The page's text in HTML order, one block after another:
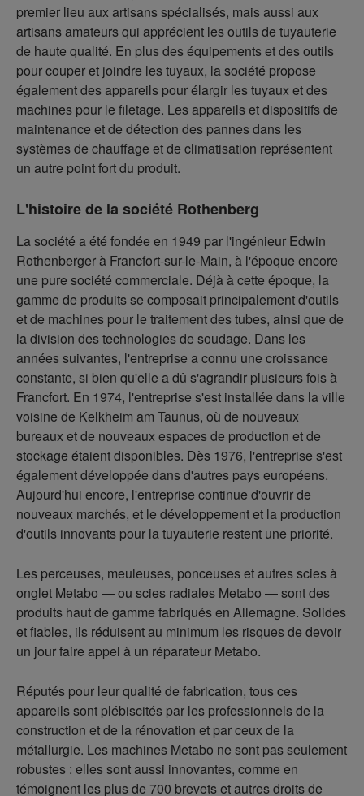
premier lieu aux artisans spécialisés, mais aussi aux
artisans amateurs qui apprécient les outils de tuyauterie
de haute qualité. En plus des équipements et des outils
pour couper et joindre les tuyaux, la société propose
également des appareils pour élargir les tuyaux et des
machines pour le filetage. Les appareils et dispositifs de
maintenance et de détection des pannes dans les
systèmes de chauffage et de climatisation représentent
un autre point fort du produit.
L'histoire de la société Rothenberg
La société a été fondée en 1949 par l'ingénieur Edwin
Rothenberger à Francfort-sur-le-Main, à l'époque encore
une pure société commerciale. Déjà à cette époque, la
gamme de produits se composait principalement d'outils
et de machines pour le traitement des tubes, ainsi que de
la division des technologies de soudage. Dans les
années suivantes, l'entreprise a connu une croissance
constante, si bien qu'elle a dû s'agrandir plusieurs fois à
Francfort. En 1974, l'entreprise s'est installée dans la ville
voisine de Kelkheim am Taunus, où de nouveaux
bureaux et de nouveaux espaces de production et de
stockage étaient disponibles. Dès 1976, l'entreprise s'est
également développée dans d'autres pays européens.
Aujourd'hui encore, l'entreprise continue d'ouvrir de
nouveaux marchés, et le développement et la production
d'outils innovants pour la tuyauterie restent une priorité.
Les perceuses, meuleuses, ponceuses et autres scies à
onglet Metabo — ou scies radiales Metabo — sont des
produits haut de gamme fabriqués en Allemagne. Solides
et fiables, ils réduisent au minimum les risques de devoir
un jour faire appel à un réparateur Metabo.
Réputés pour leur qualité de fabrication, tous ces
appareils sont plébiscités par les professionnels de la
construction et de la rénovation et par ceux de la
métallurgie. Les machines Metabo ne sont pas seulement
robustes : elles sont aussi innovantes, comme en
témoignent les plus de 700 brevets et autres droits de